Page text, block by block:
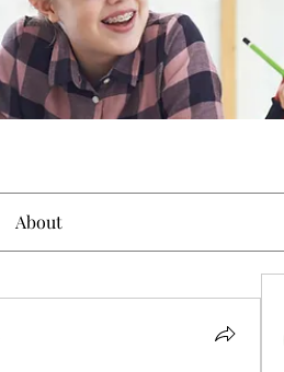
About